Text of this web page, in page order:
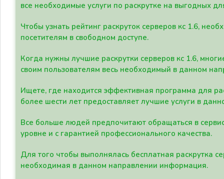
все необходимые услуги по раскрутке на выгодных
Чтобы узнать рейтинг раскруток серверов кс 1.6,
посетителям в свободном доступе.
Когда нужны лучшие раскрутки серверов кс 1.6,
своим пользователям весь необходимый в данном
Ищете, где находится эффективная программа для
более шести лет предоставляет лучшие услуги в
Все больше людей предпочитают обращаться в
уровне и с гарантией профессионального качества.
Для того чтобы выполнялась бесплатная раскрутка
необходимая в данном направлении информация.